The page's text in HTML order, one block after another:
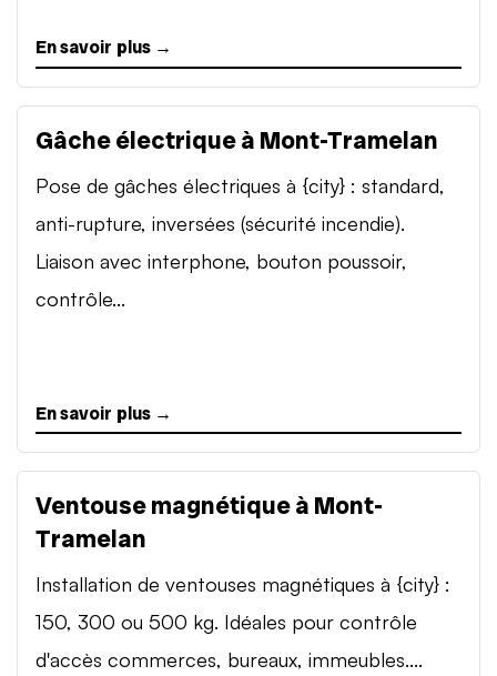
En savoir plus →
Gâche électrique à Mont-Tramelan
Pose de gâches électriques à {city} : standard,
anti-rupture, inversées (sécurité incendie).
Liaison avec interphone, bouton poussoir,
contrôle...
En savoir plus →
Ventouse magnétique à Mont-
Tramelan
Installation de ventouses magnétiques à {city} :
150, 300 ou 500 kg. Idéales pour contrôle
d'accès commerces, bureaux, immeubles....